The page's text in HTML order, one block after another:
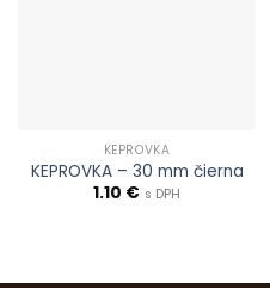
KEPROVKA
KEPROVKA – 30 mm čierna
1.10 € s DPH